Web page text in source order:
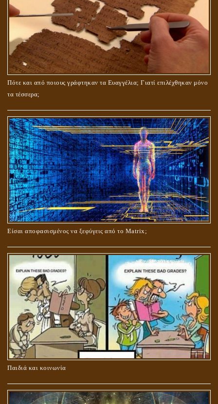
Πότε και από ποιους γράφτηκαν τα Ευαγγέλια; Γιατί επιλέχθηκαν μόνο
τα τέσσερα;
Είσαι αποφασισμένος να ξεφύγεις από το Matrix;
Παιδιά και κοινωνία
ΤΟ ΣΗΜΕΙΟ ΤΟΥ ΣΤΑΥΡΟΥ
ΟΙ ΑΙΤΙΕΣ ΓΙΑ ΤΗΝ ΕΠΙΘΕΤΙΚΗ ΣΥΜΠΕΡΙΦΟΡΑ ΤΟΥ ΧΡΙΣΤΟΥ ΣΤΑ
ΝΗΠΙΑΚΑ ΤΟΥ ΧΡΟΝΙΑ
ΚΑΥΣΗ Ή ΤΑΦΗ ΤΩΝ ΝΕΚΡΩΝ?